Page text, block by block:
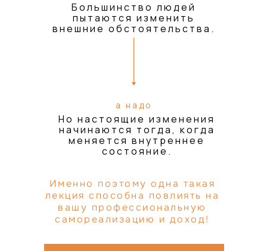
Именно поэтому одна такая
лекция способна повлиять на
вашу профессиональную
самореализацию и доход!
а надо
Большинство людей
пытаются изменить
внешние обстоятельства.
Но настоящие изменения
начинаются тогда, когда
меняется внутреннее
состояние.